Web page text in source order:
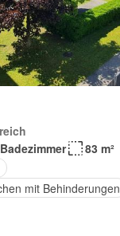
83 m²
mit Behinderungen